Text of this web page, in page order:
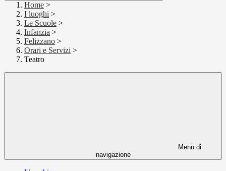
Home >
I luoghi >
Le Scuole >
Infanzia >
Felizzano >
Orari e Servizi >
Teatro
Menu di
navigazione